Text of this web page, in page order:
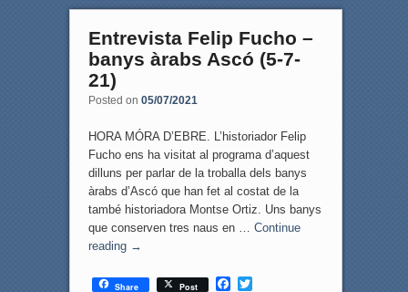
Entrevista Felip Fucho –
banys àrabs Ascó (5-7-
21)
Posted on 05/07/2021
HORA MÓRA D’EBRE. L’historiador Felip
Fucho ens ha visitat al programa d’aquest
dilluns per parlar de la troballa dels banys
àrabs d’Ascó que han fet al costat de la
també historiadora Montse Ortiz. Uns banys
que conserven tres naus en … Continue
reading →
Share Post
F
T